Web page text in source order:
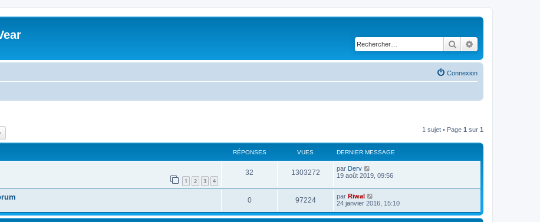
Rechercher
Connexion
1 sujet • Page 1 sur 1
RÉPONSES VUES DERNIER MESSAGE
1 2 3 4
32 1303272 par Derv
19 août 2019, 09:56
0 97224 par Riwal
24 janvier 2016, 15:10